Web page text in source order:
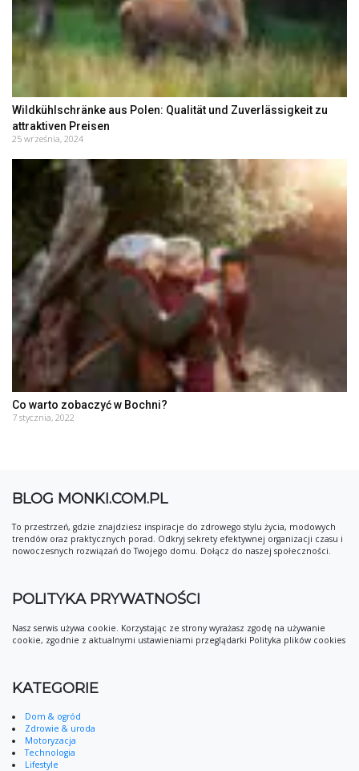
Wildkühlschränke aus Polen: Qualität und Zuverlässigkeit zu
attraktiven Preisen
25 września, 2024
Co warto zobaczyć w Bochni?
7 stycznia, 2022
BLOG MONKI.COM.PL
To przestrzeń, gdzie znajdziesz inspiracje do zdrowego stylu życia, modowych
trendów oraz praktycznych porad. Odkryj sekrety efektywnej organizacji czasu i
nowoczesnych rozwiązań do Twojego domu. Dołącz do naszej społeczności.
POLITYKA PRYWATNOŚCI
Nasz serwis używa cookie. Korzystając ze strony wyrażasz zgodę na używanie
cookie, zgodnie z aktualnymi ustawieniami przeglądarki Polityka plików cookies
KATEGORIE
Dom & ogród
Zdrowie & uroda
Motoryzacja
Technologia
Lifestyle